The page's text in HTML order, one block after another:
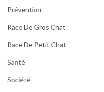
Prévention
Race De Gros Chat
Race De Petit Chat
Santé
Société